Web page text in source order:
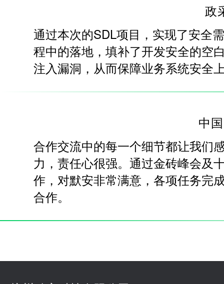
政
通过本次的SDL项目，实现了安全
程中的落地，填补了开发安全的空
注入漏洞，从而保障业务系统安全
中
合作交流中的每一个细节都让我们
力，责任心很强。通过金砖峰会及
作，对默安非常满意，各项任务完
合作。